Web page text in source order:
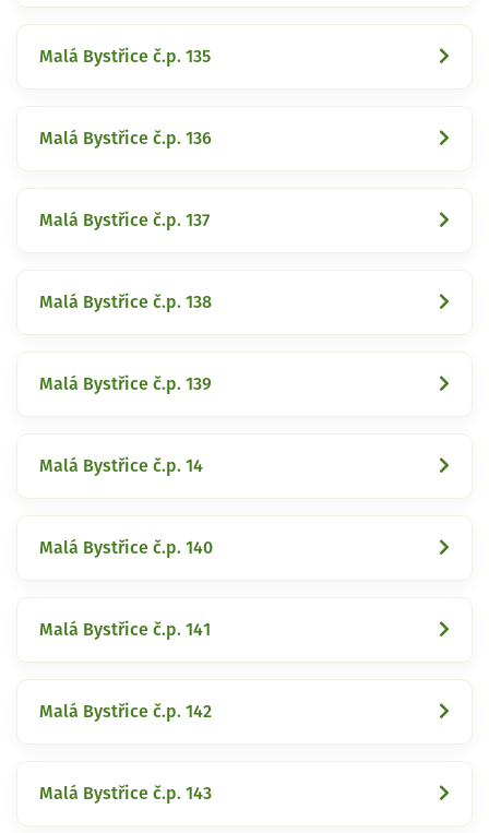
Malá Bystřice č.p. 135
Malá Bystřice č.p. 136
Malá Bystřice č.p. 137
Malá Bystřice č.p. 138
Malá Bystřice č.p. 139
Malá Bystřice č.p. 14
Malá Bystřice č.p. 140
Malá Bystřice č.p. 141
Malá Bystřice č.p. 142
Malá Bystřice č.p. 143